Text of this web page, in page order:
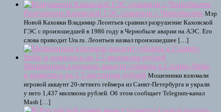
Разрушение Каховской ГЭС сравнили с Чернобылем Мэр
Новой Каховки Владимир Леонтьев сравнил разрушение Каховской
ГЭС с произошедшей в 1986 году в Чернобыле аварии на АЭС. Его
слова приводит Ura.ru. Леонтьев назвал произошедшее […]
Мошенники взломали аккаунт геймера в Counter-Strike
и нажились на 1,5 миллиона рублей Мошенники взломали
игровой аккаунт 20-летнего геймера из Санкт-Петербурга и украли
у него 1,437 миллиона рублей. Об этом сообщает Telegram-канал
Mash […]